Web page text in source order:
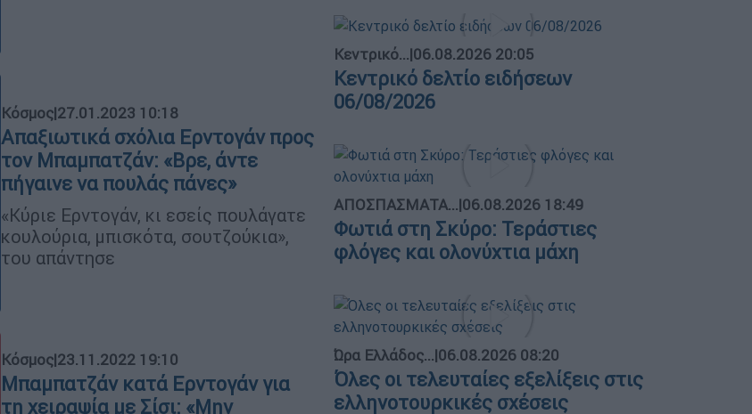
Κόσμος|27.01.2023 10:18
Απαξιωτικά σχόλια Ερντογάν προς
τον Μπαμπατζάν: «Βρε, άντε
πήγαινε να πουλάς πάνες»
«Κύριε Ερντογάν, κι εσείς πουλάγατε
κουλούρια, μπισκότα, σουτζούκια»,
του απάντησε
Κόσμος|23.11.2022 19:10
Μπαμπατζάν κατά Ερντογάν για
τη χειραψία με Σίσι: «Μην
Κεντρικό...|06.08.2026 20:05
Κεντρικό δελτίο ειδήσεων
06/08/2026
ΑΠΟΣΠΑΣΜΑΤΑ...|06.08.2026 18:49
Φωτιά στη Σκύρο: Τεράστιες
φλόγες και ολονύχτια μάχη
Ώρα Ελλάδος...|06.08.2026 08:20
Όλες οι τελευταίες εξελίξεις στις
ελληνοτουρκικές σχέσεις